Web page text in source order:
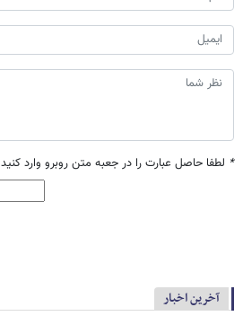
* لطفا حاصل عبارت را در جعبه متن روبرو وارد کنید
آخرین اخبار